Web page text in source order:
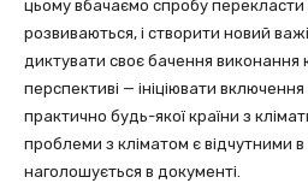
цьому вбачаємо спробу
розвиваються, і створити новий
диктувати своє бачення виконання
перспективі — ініціювати
практично будь-якої країни з
проблеми з кліматом є відчутними в
наголошується в документі.